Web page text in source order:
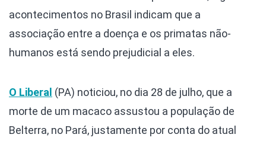
acontecimentos no Brasil indicam que a
associação entre a doença e os primatas não-
humanos está sendo prejudicial a eles.
O Liberal (PA) noticiou, no dia 28 de julho, que a
morte de um macaco assustou a população de
Belterra, no Pará, justamente por conta do atual